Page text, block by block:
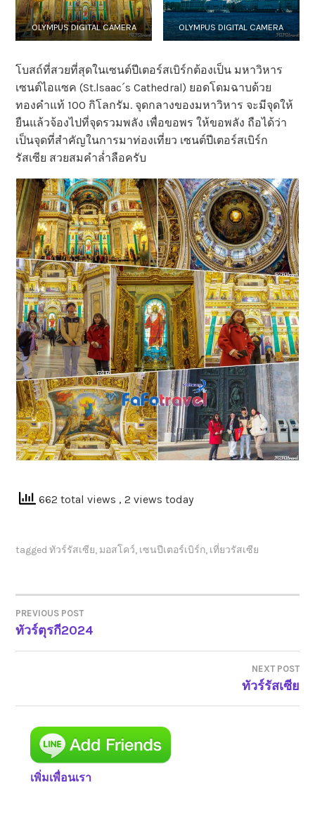
OLYMPUS DIGITAL CAMERA OLYMPUS DIGITAL CAMERA
โบสถ์ที่สวยที่สุดในเซนต์ปีเตอร์สเบิร์กต้องเป็น มหาวิหาร
เซนต์ไอแซค (St.lsaac´s Cathedral) ยอดโดมฉาบด้วย
ทองคำแท้ 100 กิโลกรัม. จุดกลางของมหาวิหาร จะมีจุดให้
ยืนแล้วจ้องไปที่จุดรวมพลัง เพื่อขอพร ให้ขอพลัง ถือได้ว่า
เป็นจุดที่สำคัญในการมาท่องเที่ยว เซนต์ปีเตอร์สเบิร์ก
รัสเซีย สวยสมคำล่ำลือครับ
662 total views , 2 views today
taggedทัวร์รัสเซีย, มอสโคว์, เซนปีเตอร์เบิร์ก, เที่ยวรัสเซีย
แนะแนว
PREVIOUS POST
ทัวร์ตุรกี2024
NEXT POST
ทัวร์รัสเซีย
เพิ่มเพื่อนเรา